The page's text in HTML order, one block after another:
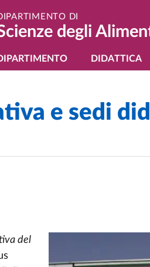
DI
degli
DIDATTICA
e sedi
del